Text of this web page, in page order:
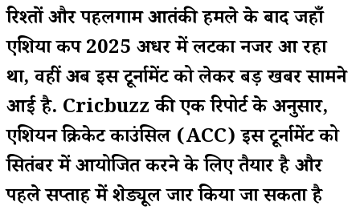
रिश्तों और पहलगाम आतंकी हमले के बाद जहाँ
एशिया कप 2025 अधर में लटका नजर आ रहा
था, वहीं अब इस टूर्नामेंट को लेकर बड़ी खबर सामने
आई है. Cricbuzz की एक रिपोर्ट के अनुसार,
एशियन क्रिकेट काउंसिल (ACC) इस टूर्नामेंट को
सितंबर में आयोजित करने के लिए तैयार है और
पहले सप्ताह में शेड्यूल जारी किया जा सकता है